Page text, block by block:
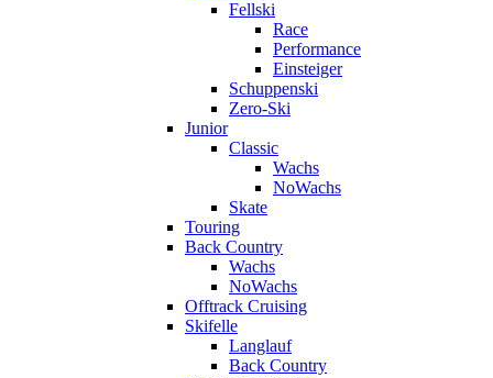
Fellski
Race
Performance
Einsteiger
Schuppenski
Zero-Ski
Junior
Classic
Wachs
NoWachs
Skate
Touring
Back Country
Wachs
NoWachs
Offtrack Cruising
Skifelle
Langlauf
Back Country